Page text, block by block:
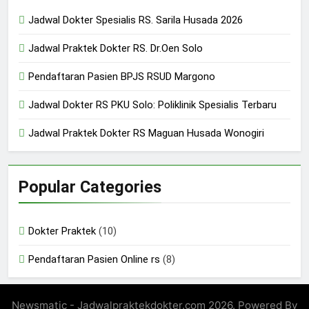
Jadwal Dokter Spesialis RS. Sarila Husada 2026
Jadwal Praktek Dokter RS. Dr.Oen Solo
Pendaftaran Pasien BPJS RSUD Margono
Jadwal Dokter RS PKU Solo: Poliklinik Spesialis Terbaru
Jadwal Praktek Dokter RS Maguan Husada Wonogiri
Popular Categories
Dokter Praktek (10)
Pendaftaran Pasien Online rs (8)
Newsmatic - Jadwalpraktekdokter.com 2026. Powered By